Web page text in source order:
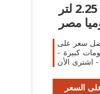
تسوق زيت عباد الشمس - 2.25 لتر
مصر
- 2.25 لتر بأفضل سعر على
كبيرة -
السعر